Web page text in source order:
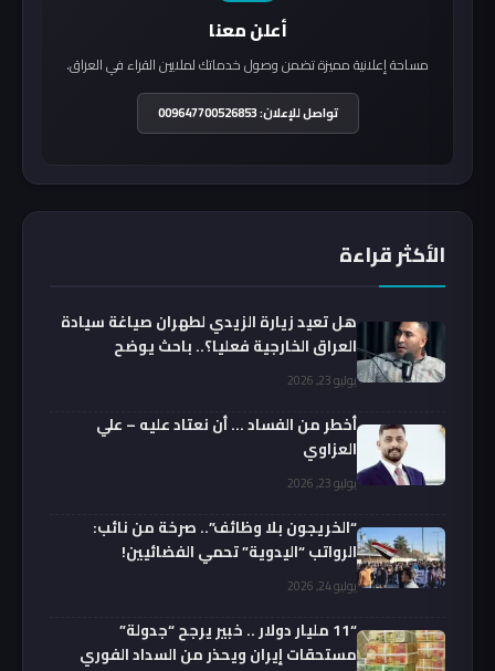
أعلن معنا
مساحة إعلانية مميزة تضمن وصول خدماتك لملايين القراء في العراق.
تواصل للإعلان: 009647700526853
الأكثر قراءة
هل تعيد زيارة الزيدي لطهران صياغة سيادة
العراق الخارجية فعليا؟.. باحث يوضح
يوليو 23, 2026
أخطر من الفساد … أن نعتاد عليه – علي
العزاوي
يوليو 23, 2026
“الخريجون بلا وظائف”.. صرخة من نائب:
الرواتب “اليدوية” تحمي الفضائيين!
يوليو 24, 2026
“11 مليار دولار .. خبير يرجح “جدولة”
مستحقات إيران ويحذر من السداد الفوري